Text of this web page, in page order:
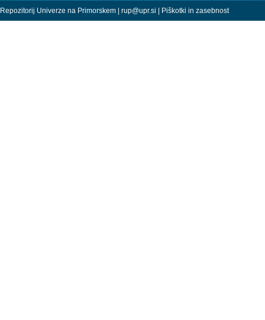
Repozitorij Univerze na Primorskem | rup@upr.si | Piškotki in zasebnost